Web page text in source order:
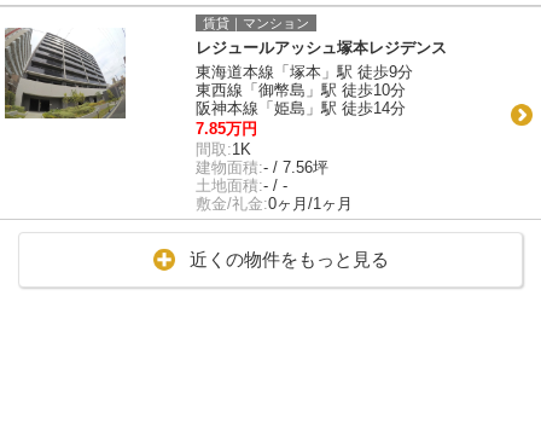
賃貸｜マンション
レジュールアッシュ塚本レジデンス
東海道本線「塚本」駅 徒歩9分
東西線「御幣島」駅 徒歩10分
阪神本線「姫島」駅 徒歩14分
7.85万円
間取:1K
建物面積:- / 7.56坪
土地面積:- / -
敷金/礼金:0ヶ月/1ヶ月
近くの物件をもっと見る